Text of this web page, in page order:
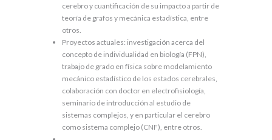
cerebro y cuantificación de su impacto a partir de
teoría de grafos y mecánica estadística, entre
otros.
Proyectos actuales: investigación acerca del
concepto de individualidad en biología (FPN),
trabajo de grado en física sobre modelamiento
mecánico estadístico de los estados cerebrales,
colaboración con doctor en electrofisiología,
seminario de introducción al estudio de
sistemas complejos, y en particular el cerebro
como sistema complejo (CNF), entre otros.